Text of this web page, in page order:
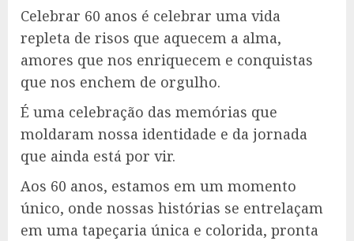
Celebrar 60 anos é celebrar uma vida
repleta de risos que aquecem a alma,
amores que nos enriquecem e conquistas
que nos enchem de orgulho.
É uma celebração das memórias que
moldaram nossa identidade e da jornada
que ainda está por vir.
Aos 60 anos, estamos em um momento
único, onde nossas histórias se entrelaçam
em uma tapeçaria única e colorida, pronta